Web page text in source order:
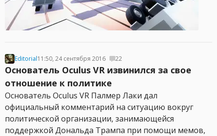
Editorial11:50, 24 сентября 2016 22
Основатель Oculus VR извинился за свое
отношение к политике
Основатель Oculus VR Палмер Лаки дал
официальный комментарий на ситуацию вокруг
политической организации, занимающейся
поддержкой Дональда Трампа при помощи мемов,